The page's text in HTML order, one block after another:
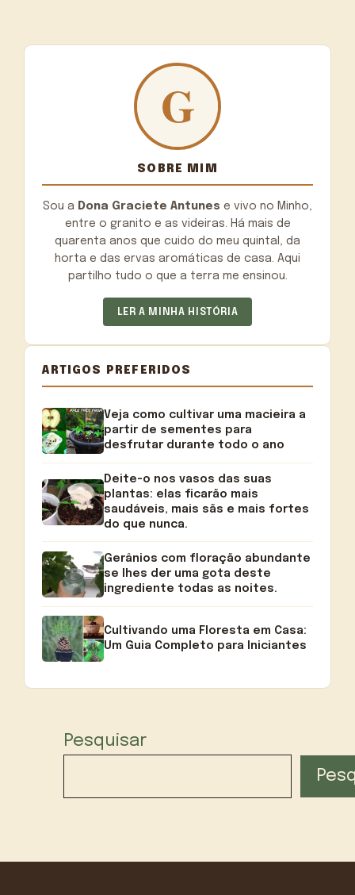
SOBRE MIM
Sou a Dona Graciete Antunes e vivo no Minho,
entre o granito e as videiras. Há mais de
quarenta anos que cuido do meu quintal, da
horta e das ervas aromáticas de casa. Aqui
partilho tudo o que a terra me ensinou.
LER A MINHA HISTÓRIA
ARTIGOS PREFERIDOS
Veja como cultivar uma macieira a
partir de sementes para
desfrutar durante todo o ano
Deite-o nos vasos das suas
plantas: elas ficarão mais
saudáveis, mais sãs e mais fortes
do que nunca.
Gerânios com floração abundante
se lhes der uma gota deste
ingrediente todas as noites.
Cultivando uma Floresta em Casa:
Um Guia Completo para Iniciantes
Pesquisar